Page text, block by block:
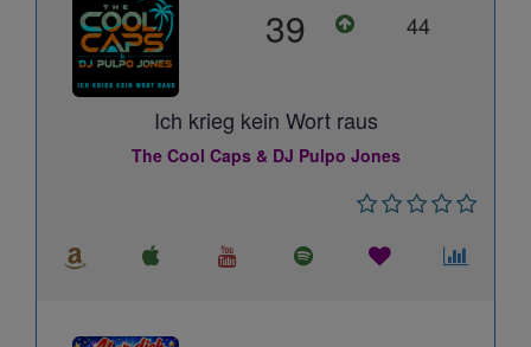
39 44
Ich krieg kein Wort raus
The Cool Caps & DJ Pulpo Jones